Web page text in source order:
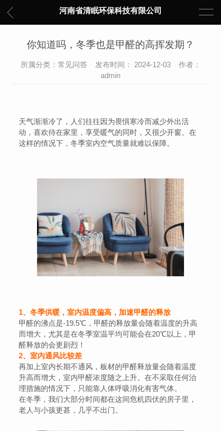
河南省清眠环保科技有限公司
你知道吗，冬季也是甲醛的高挥发期？
所属分类：常见问答 发布时间： 2024-12-03 作者：
admin
天气渐渐冷了，人们往往因为畏惧寒冷而减少外出活
动，喜欢待在家里，享受暖气的同时，又很少开窗。在
这样的情况下，冬季室内空气质量就难以保障。
1、冬季供暖，室内温度偏高，加速甲醛的释放
甲醛的沸点是-19.5℃，甲醛的释放量会随着温度的升高
而增大，尤其是在冬季室温平均可能会在20℃以上，甲
醛释放的会更剧烈！
2、室内通风比较差
再加上室内长期不通风，板材的甲醛释放量会随着温度
升高而增大，室内甲醛浓度随之上升。在不采取任何治
理措施的情况下，只能靠人体呼吸消化有害气体。
在冬季，我们大部分时间都在这间危机四伏的房子里，
老人与小孩更甚，几乎不出门。